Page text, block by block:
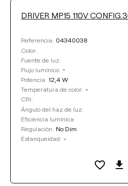
DRIVER MP15 110V
Referencia: 04340038
Color:
Fuente de luz:
Flujo lumínico: -
Potencia: 12,4 W
Temperatura de color: -
CRI:
Ángulo del haz de luz:
Eficiencia lumínica:
Regulación: No Dim
Estanqueidad: -